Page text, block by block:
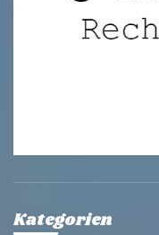
Kategorien